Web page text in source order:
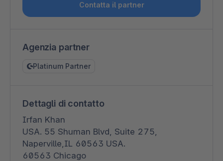
Contatta il partner
Agenzia partner
Platinum Partner
Dettagli di contatto
Irfan Khan
USA. 55 Shuman Blvd, Suite 275,
Naperville,IL 60563 USA.
60563 Chicago